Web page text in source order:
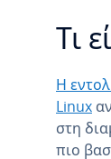
Τι
Η
Linux
στη
πιο